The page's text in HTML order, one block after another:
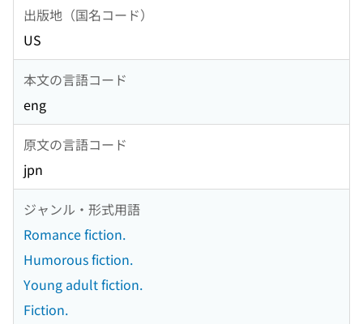
出版地（国名コード）
US
本文の言語コード
eng
原文の言語コード
jpn
ジャンル・形式用語
Romance fiction.
Humorous fiction.
Young adult fiction.
Fiction.